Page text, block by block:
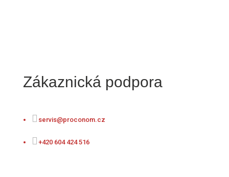
Zákaznická podpora
 servis@proconom.cz
 +420 604 424 516